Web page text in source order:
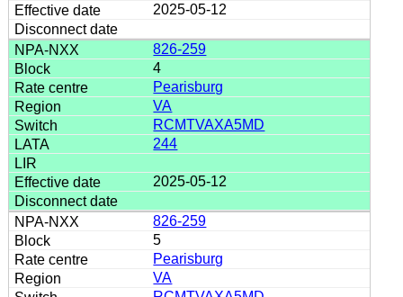
2025-05-12
826-259
4
Pearisburg
VA
RCMTVAXA5MD
244
2025-05-12
826-259
5
Pearisburg
VA